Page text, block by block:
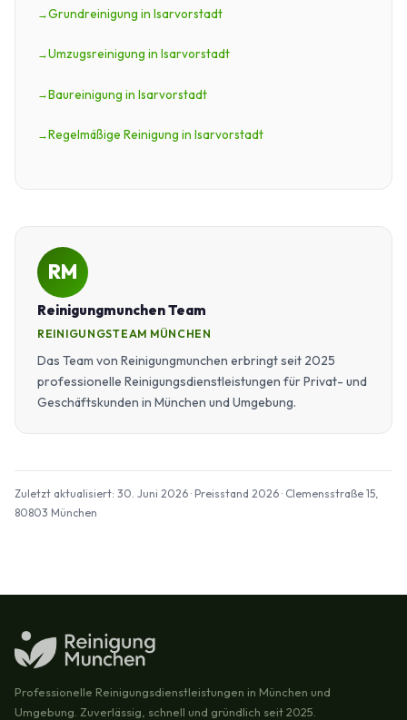
Grundreinigung in Isarvorstadt
Umzugsreinigung in Isarvorstadt
Baureinigung in Isarvorstadt
Regelmäßige Reinigung in Isarvorstadt
RM
Reinigungmunchen Team
REINIGUNGSTEAM MÜNCHEN
Das Team von Reinigungmunchen erbringt seit 2025
professionelle Reinigungsdienstleistungen für Privat- und
Geschäftskunden in München und Umgebung.
Zuletzt aktualisiert: 30. Juni 2026 · Preisstand 2026 · Clemensstraße 15,
80803 München
Professionelle Reinigungsdienstleistungen in München und
Umgebung. Zuverlässig, schnell und gründlich seit 2025.